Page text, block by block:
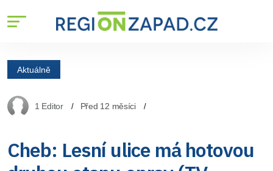
Aktuálně
1 Editor Před 12 měsíci
Cheb: Lesní ulice má hotovou